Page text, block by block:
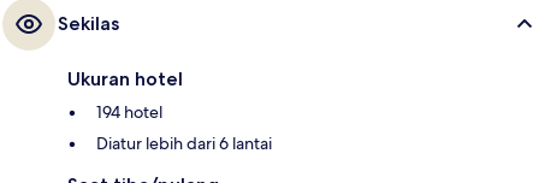
Sekilas
Ukuran hotel
194 hotel
Diatur lebih dari 6 lantai